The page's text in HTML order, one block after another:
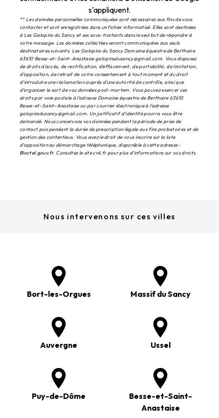
s'appliquent.
** Les données personnelles communiquées sont nécessaires aux fins de vous
contacter et sont enregistrées dans un fichier informatisé. Elles sont destinées
à Les Galopins du Sancy et ses sous-traitants dans le seul but de répondre à
votre message. Les données collectées seront communiquées aux seuls
destinataires suivants: Les Galopins du Sancy Domaine équestre de Berthaire
63610 Besse-et-Saint-Anastaise galopinsdusancy@gmail.com. Vous disposez
de droits d’accès, de rectification, d’effacement, de portabilité, de limitation,
d’opposition, de retrait de votre consentement à tout moment et du droit
d’introduire une réclamation auprès d’une autorité de contrôle, ainsi que
d’organiser le sort de vos données post-mortem. Vous pouvez exercer ces
droits par voie postale à l'adresse Domaine équestre de Berthaire 63610
Besse-et-Saint-Anastaise ou par courrier électronique à l'adresse
galopinsdusancy@gmail.com. Un justificatif d'identité pourra vous être
demandé. Nous conservons vos données pendant la période de prise de
contact puis pendant la durée de prescription légale aux fins probatoires et de
gestion des contentieux. Vous avez le droit de vous inscrire sur la liste
d'opposition au démarchage téléphonique, disponible à cette adresse :
Bloctel.gouv.fr. Consultez le site cnil.fr pour plus d’informations sur vos droits.
Nous intervenons sur ces villes
Bort-les-Orgues Massif du Sancy
Auvergne Ussel
Puy-de-Dôme
Besse-et-Saint-
Anastaise